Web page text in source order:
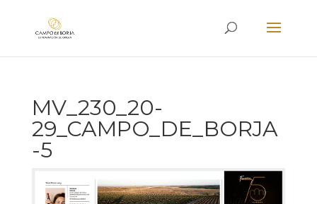
MV_230_20-
29_CAMPO_DE_BORJA
-5